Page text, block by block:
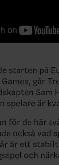
starten på
går
spelare är
för de här
också vad
är ett
och